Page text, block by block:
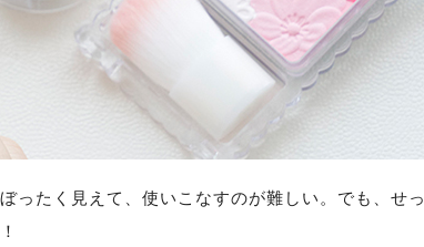
ったく見えて、 使いこなすのが難しい。でも、せっ